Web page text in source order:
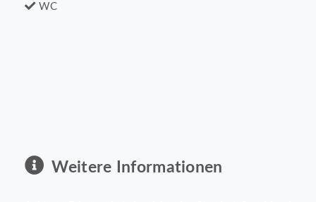
WC
Weitere Informationen